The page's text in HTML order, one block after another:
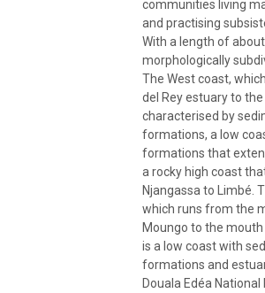
communities living
and practising
With a length of
morphologically
The West coast,
del Rey estuary to the
characterised by
formations, a low
formations that
a rocky high coast
Njangassa to Limbé.
which runs from the
Moungo to the
is a low coast with
formations and
Douala Edéa